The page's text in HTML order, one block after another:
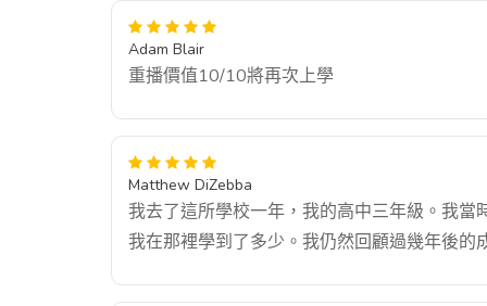
Adam Blair
重播價值10/10將再次上學
Matthew DiZebba
我去了這所學校一年，我的高中三年級。我
我在那裡學到了多少。我仍然回顧過幾年後